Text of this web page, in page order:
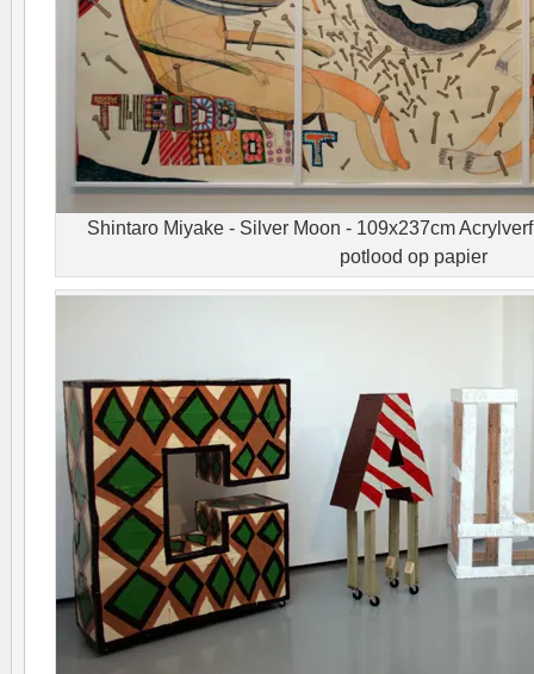
Shintaro Miyake - Silver Moon - 109x237cm
potlood op papier